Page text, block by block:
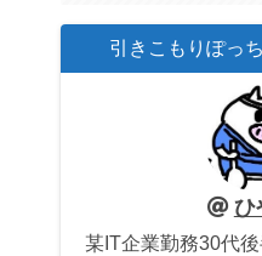
引きこもりぽっ
ひ
某IT企業勤務30代